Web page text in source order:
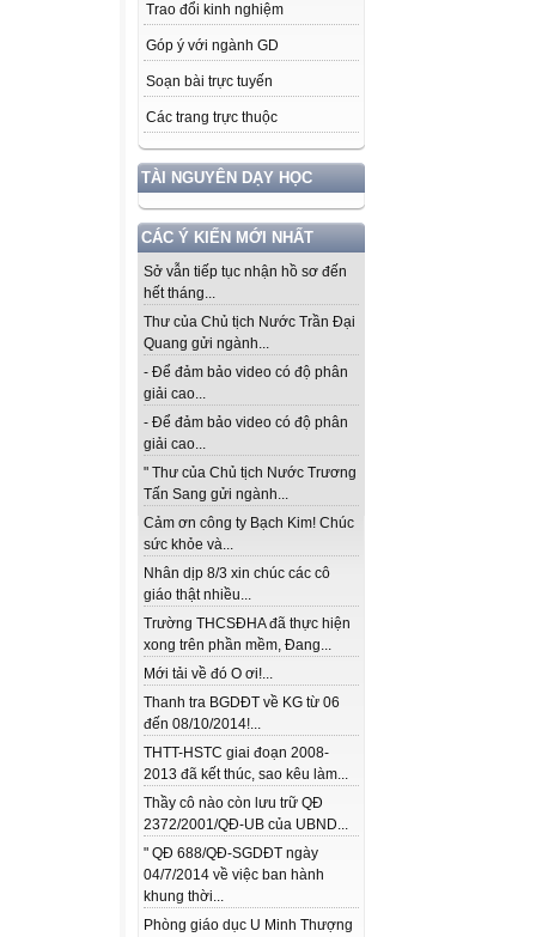
Trao đổi kinh nghiệm
Góp ý với ngành GD
Soạn bài trực tuyến
Các trang trực thuộc
TÀI NGUYÊN DẠY HỌC
CÁC Ý KIẾN MỚI NHẤT
Sở vẫn tiếp tục nhận hồ sơ đến
hết tháng...
Thư của Chủ tịch Nước Trần Đại
Quang gửi ngành...
- Để đảm bảo video có độ phân
giải cao...
- Để đảm bảo video có độ phân
giải cao...
" Thư của Chủ tịch Nước Trương
Tấn Sang gửi ngành...
Cảm ơn công ty Bạch Kim! Chúc
sức khỏe và...
Nhân dịp 8/3 xin chúc các cô
giáo thật nhiều...
Trường THCSĐHA đã thực hiện
xong trên phần mềm, Đang...
Mới tải về đó O ơi!...
Thanh tra BGDĐT về KG từ 06
đến 08/10/2014!...
THTT-HSTC giai đoạn 2008-
2013 đã kết thúc, sao kêu làm...
Thầy cô nào còn lưu trữ QĐ
2372/2001/QĐ-UB của UBND...
" QĐ 688/QĐ-SGDĐT ngày
04/7/2014 về việc ban hành
khung thời...
Phòng giáo dục U Minh Thượng